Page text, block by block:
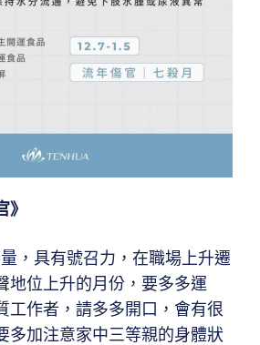
》
，具有號召力，在職場上升遷
地位上升的月份，要多多運
工作者，請多多開口，會有很
多加注意家中三等親的身體狀